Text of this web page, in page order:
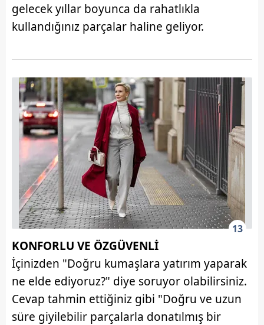
gelecek yıllar boyunca da rahatlıkla
kullandığınız parçalar haline geliyor.
13
KONFORLU VE ÖZGÜVENLİ
İçinizden "Doğru kumaşlara yatırım yaparak
ne elde ediyoruz?" diye soruyor olabilirsiniz.
Cevap tahmin ettiğiniz gibi "Doğru ve uzun
süre giyilebilir parçalarla donatılmış bir